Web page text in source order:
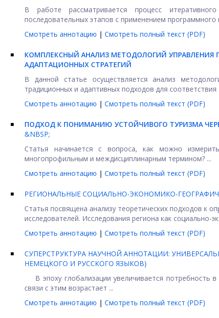
В работе рассматривается процесс
последовательных этапов с применением программного
Смотреть аннотацию | Смотреть полный текст (PDF)
КОМПЛЕКСНЫЙ АНАЛИЗ МЕТОДОЛОГИЙ
АДАПТАЦИОННЫХ СТРАТЕГИЙ
В данной статье осуществляется анализ
традиционных и адаптивных подходов для соответствия
Смотреть аннотацию | Смотреть полный текст (PDF)
ПОДХОД К ПОНИМАНИЮ УСТОЙЧИВОГО ТУРИЗМА
&NBSP;
Статья начинается с вопроса, как можно
многопрофильным и междисциплинарным термином? ...
Смотреть аннотацию | Смотреть полный текст (PDF)
РЕГИОНАЛЬНЫЕ СОЦИАЛЬНО-ЭКОНОМИКО-
Статья посвящена анализу теоретических подходов к
исследователей. Исследования региона как социально-
Смотреть аннотацию | Смотреть полный текст (PDF)
СУПЕРСТРУКТУРА НАУЧНОЙ АННОТАЦИИ:
НЕМЕЦКОГО И РУССКОГО ЯЗЫКОВ)
В эпоху глобализации увеличивается потребность
связи с этим возрастает ...
Смотреть аннотацию | Смотреть полный текст (PDF)